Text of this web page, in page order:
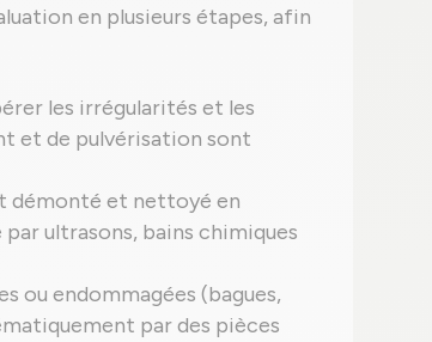
en plusieurs étapes, afin
les irrégularités et les
et de pulvérisation sont
démonté et nettoyé en
ultrasons, bains chimiques
ou endommagées (bagues,
par des pièces